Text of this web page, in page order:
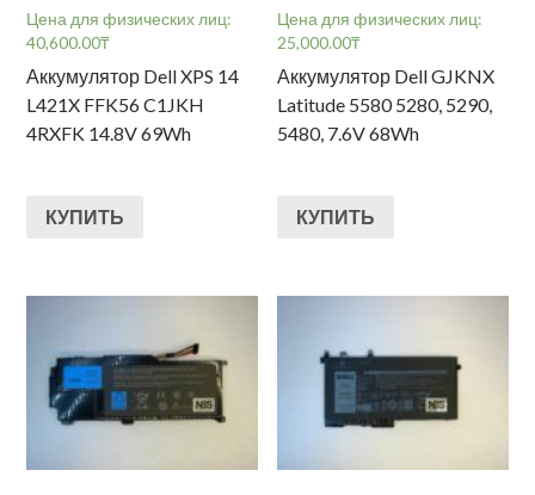
Цена для физических лиц:
40,600.00₸
Аккумулятор Dell XPS 14
L421X FFK56 C1JKH
4RXFK 14.8V 69Wh
КУПИТЬ
Цена для физических лиц:
25,000.00₸
Аккумулятор Dell GJKNX
Latitude 5580 5280, 5290,
5480, 7.6V 68Wh
КУПИТЬ